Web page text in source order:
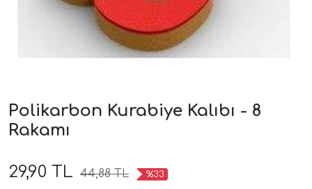
Polikarbon Kurabiye Kalıbı - 8
Rakamı
29,90 TL 44,88 TL %33